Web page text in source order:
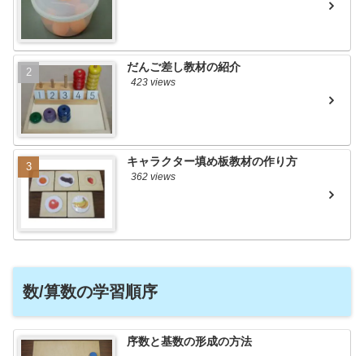
だんご差し教材の紹介
423 views
キャラクター填め板教材の作り方
362 views
数/算数の学習順序
序数と基数の形成の方法